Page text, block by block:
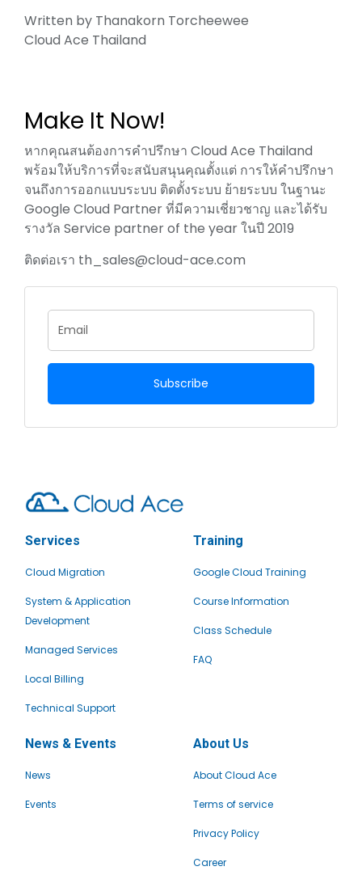
Written by Thanakorn Torcheewee
Cloud Ace Thailand
Make It Now!
หากคุณสนต้องการคำปรึกษา Cloud Ace Thailand
พร้อมให้บริการที่จะสนับสนุนคุณตั้งแต่ การให้คำปรึกษา
จนถึงการออกแบบระบบ ติดตั้งระบบ ย้ายระบบ ในฐานะ
Google Cloud Partner ที่มีความเชี่ยวชาญ และได้รับ
รางวัล Service partner of the year ในปี 2019
ติดต่อเรา th_sales@cloud-ace.com
Subscribe
Services
Cloud Migration
System & Application
Development
Managed Services
Local Billing
Technical Support
Training
Google Cloud Training
Course Information
Class Schedule
FAQ
News & Events
News
Events
About Us
About Cloud Ace
Terms of service
Privacy Policy
Career